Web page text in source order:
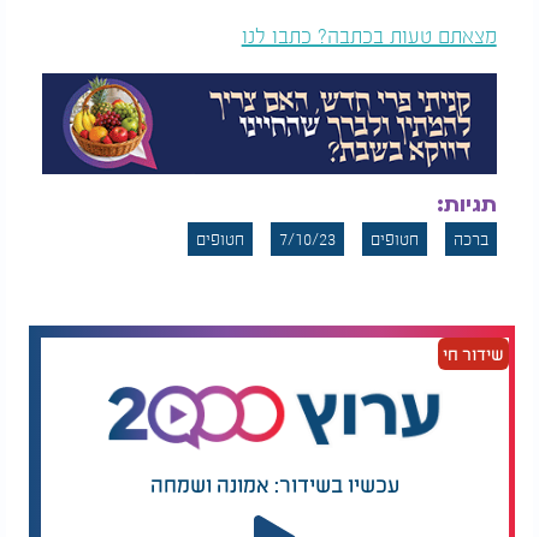
מצאתם טעות בכתבה? כתבו לנו
תגיות:
ברכה חטופים 7/10/23 חטופים
שידור חי
עכשיו בשידור: אמונה ושמחה